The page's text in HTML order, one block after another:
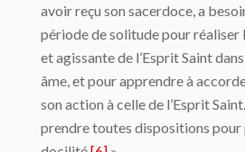
avoir reçu son sacerdoce, a
période de solitude pour réaliser
et agissante de l’Esprit Saint
âme, et pour apprendre à
son action à celle de l’Esprit
prendre toutes dispositions